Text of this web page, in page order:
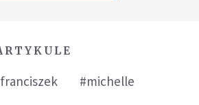
#michelle